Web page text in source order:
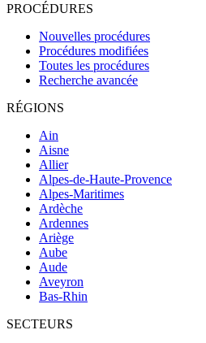
PROCÉDURES
Nouvelles procédures
Procédures modifiées
Toutes les procédures
Recherche avancée
RÉGIONS
Ain
Aisne
Allier
Alpes-de-Haute-Provence
Alpes-Maritimes
Ardèche
Ardennes
Ariège
Aube
Aude
Aveyron
Bas-Rhin
SECTEURS